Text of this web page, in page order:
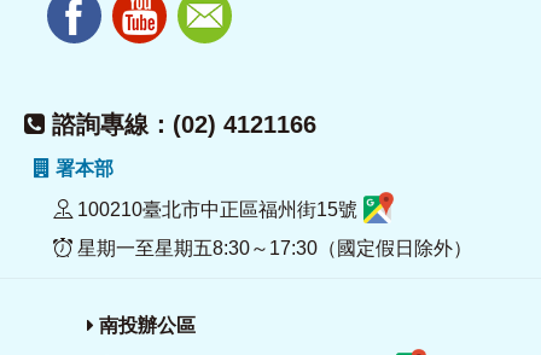
諮詢專線：(02) 4121166
署本部
100210臺北市中正區福州街15號
星期一至星期五8:30～17:30（國定假日除外）
南投辦公區